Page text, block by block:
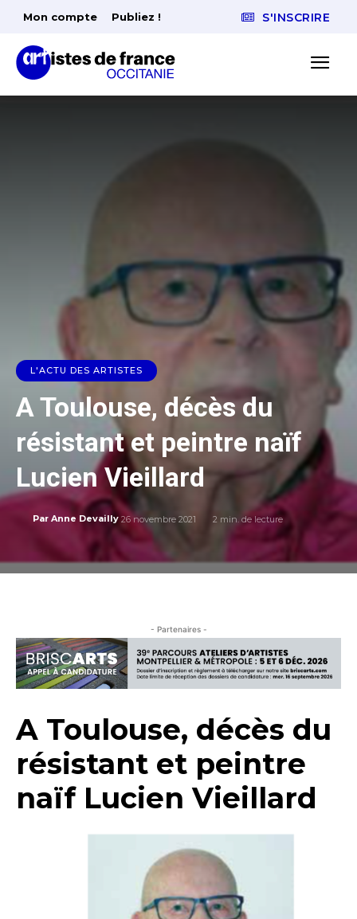
Mon compte Publiez ! S'INSCRIRE
L'ACTU DES ARTISTES
A Toulouse, décès du
résistant et peintre naïf
Lucien Vieillard
Par Anne Devailly 26 novembre 2021 2 min. de lecture
- Partenaires -
A Toulouse, décès du
résistant et peintre
naïf Lucien Vieillard